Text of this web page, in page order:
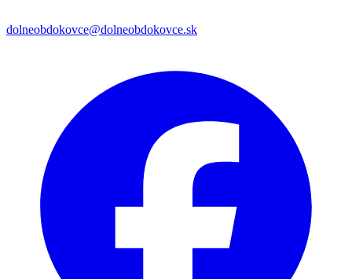
dolneobdokovce@dolneobdokovce.sk